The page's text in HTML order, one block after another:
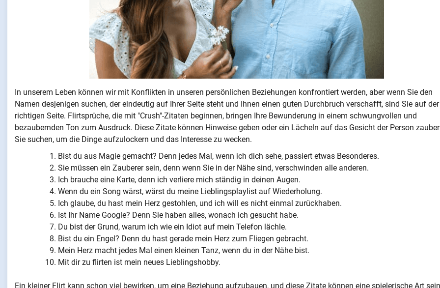
In unserem Leben können wir mit Konflikten in unseren persönlichen Beziehungen konfrontiert werden, aber wenn Sie den
Namen desjenigen suchen, der eindeutig auf Ihrer Seite steht und Ihnen einen guten Durchbruch verschafft, sind Sie auf der
richtigen Seite. Flirtsprüche, die mit "Crush"-Zitaten beginnen, bringen Ihre Bewunderung in einem schwungvollen und
bezaubernden Ton zum Ausdruck. Diese Zitate können Hinweise geben oder ein Lächeln auf das Gesicht der Person
Sie suchen, um die Dinge aufzulockern und das Interesse zu wecken.
Bist du aus Magie gemacht? Denn jedes Mal, wenn ich dich sehe, passiert etwas Besonderes.
Sie müssen ein Zauberer sein, denn wenn Sie in der Nähe sind, verschwinden alle anderen.
Ich brauche eine Karte, denn ich verliere mich ständig in deinen Augen.
Wenn du ein Song wärst, wärst du meine Lieblingsplaylist auf Wiederholung.
Ich glaube, du hast mein Herz gestohlen, und ich will es nicht einmal zurückhaben.
Ist Ihr Name Google? Denn Sie haben alles, wonach ich gesucht habe.
Du bist der Grund, warum ich wie ein Idiot auf mein Telefon lächle.
Bist du ein Engel? Denn du hast gerade mein Herz zum Fliegen gebracht.
Mein Herz macht jedes Mal einen kleinen Tanz, wenn du in der Nähe bist.
Mit dir zu flirten ist mein neues Lieblingshobby.
Ein kleiner Flirt kann schon viel bewirken, um eine Beziehung aufzubauen, und diese Zitate können eine spielerische Art